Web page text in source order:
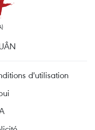
d'utilisation